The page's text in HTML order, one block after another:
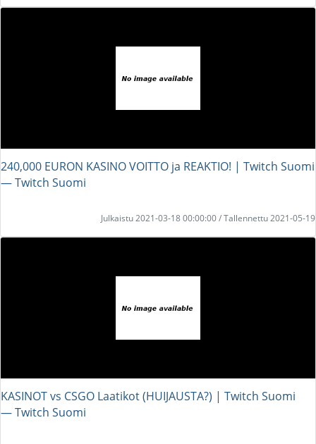
240,000 EURON KASINO VOITTO ja REAKTIO! | Twitch Suomi
― Twitch Suomi
Julkaistu 2021-03-18 00:00:00 / Tallennettu 2021-05-19
KASINOT vs CSGO Laatikot (HUIJAUSTA?) | Twitch Suomi
― Twitch Suomi